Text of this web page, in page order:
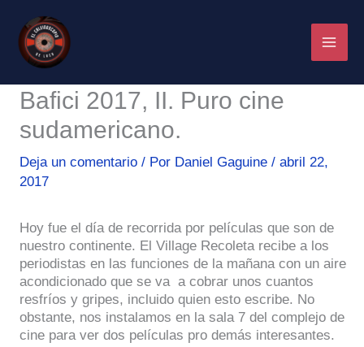
contenido
Bafici 2017, II. Puro cine
sudamericano.
Deja un comentario / Por Daniel Gaguine / abril 22,
2017
Hoy fue el día de recorrida por películas que son de
nuestro continente. El Village Recoleta recibe a los
periodistas en las funciones de la mañana con un aire
acondicionado que se va a cobrar unos cuantos
resfríos y gripes, incluido quien esto escribe. No
obstante, nos instalamos en la sala 7 del complejo de
cine para ver dos películas pro demás interesantes.